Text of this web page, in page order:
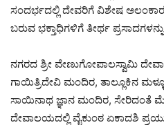
ಸಂದರ್ಭದಲ್ಲಿ ದೇವರಿಗೆ ವಿಶೇಷ
ಬರುವ ಭಕ್ತಾಧಿಗಳಿಗೆ ತೀರ್ಥ
ನಗರದ ಶ್ರೀ ವೇಣುಗೋಪಾಲಸ್ವಾಮಿ
ಗಾಯಿತ್ರಿದೇವಿ ಮಂದಿರ, ತಾಲ್ಲೂಕಿನ
ಸಾಯಿನಾಥ ಜ್ಞಾನ ಮಂದಿರ, ಸೇರಿದಂತೆ
ದೇವಾಲಯದಲ್ಲಿ ವೈಕುಂಠ ಏಕಾದಶಿ